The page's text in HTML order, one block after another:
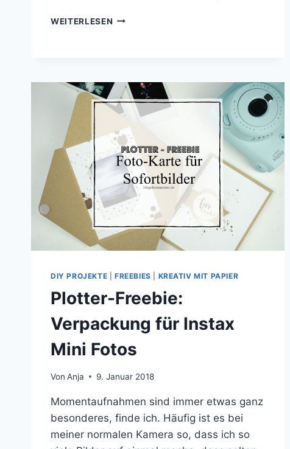
WEITERLESEN HARDCOVER
HINGE
BINDUNG
DIY PROJEKTE FREEBIES KREATIV MIT PAPIER
Plotter-Freebie:
Verpackung für Instax
Mini Fotos
Von Anja 9. Januar 2018
Momentaufnahmen sind immer etwas ganz
besonderes, finde ich. Häufig ist es bei
meiner normalen Kamera so, dass ich so